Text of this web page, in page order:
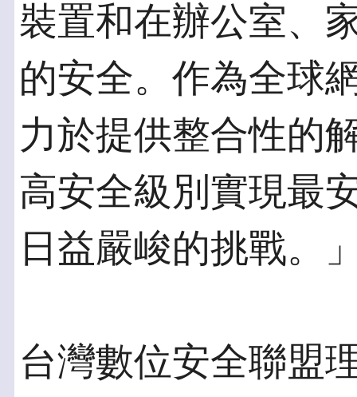
裝置和在辦公室、
的安全。作為全球
力於提供整合性的
高安全級別實現最
日益嚴峻的挑戰。
台灣數位安全聯盟